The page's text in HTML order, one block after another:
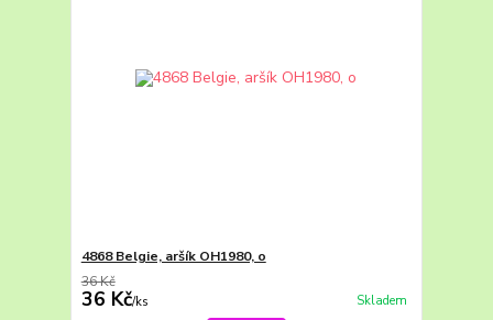
4868 Belgie, aršík OH1980, o
36 Kč
36 Kč/ks Skladem